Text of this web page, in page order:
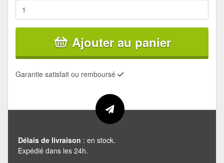
Ajouter au panier
Garantie satisfait ou remboursé
Délais de livraison : en stock.
Expédié dans les 24h.